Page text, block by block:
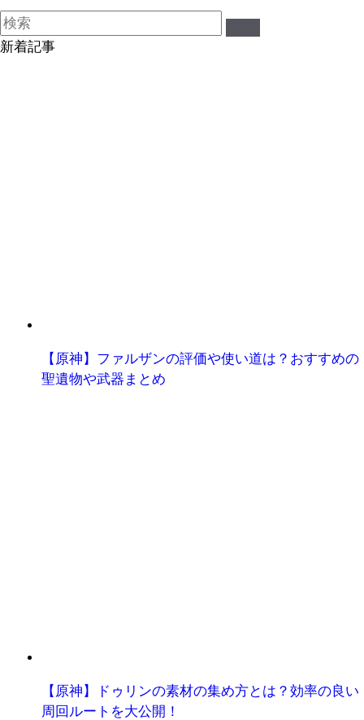
新着記事
【原神】ファルザンの評価や使い道は？おすすめの
聖遺物や武器まとめ
【原神】ドゥリンの素材の集め方とは？効率の良い
周回ルートを大公開！